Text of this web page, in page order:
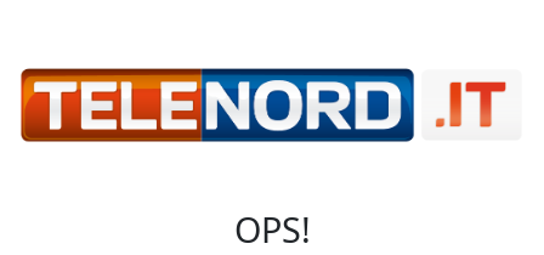
OPS!